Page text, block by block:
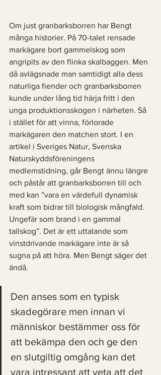
Om just granbarksborren har Bengt
många historier. På 70-talet rensade
markägare bort gammelskog som
angripits av den flinka skalbaggen. Men
då avlägsnade man samtidigt alla dess
naturliga fiender och granbarksborren
kunde under lång tid härja fritt i den
unga produktionsskogen i närheten. Så
i stället för att vinna, förlorade
markägaren den matchen stort. I en
artikel i Sveriges Natur, Svenska
Naturskyddsföreningens
medlemstidning, går Bengt ännu längre
och påstår att granbarksborren till och
med kan ”vara en värdefull dynamisk
kraft som bidrar till biologisk mångfald.
Ungefär som brand i en gammal
tallskog”. Det är ett uttalande som
vinstdrivande markägare inte är så
sugna på att höra. Men Bengt säger det
ändå.
Den anses som en typisk
skadegörare men innan vi
människor bestämmer oss för
att bekämpa den och ge den
en slutgiltig omgång kan det
vara intressant att veta att det